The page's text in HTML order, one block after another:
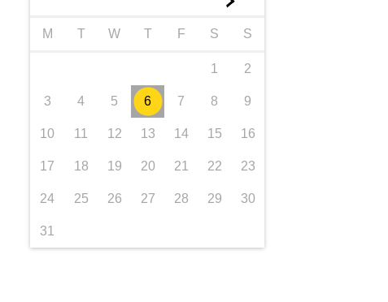
M T W T F S S
1 2
3 4 5 6 7 8 9
10 11 12 13 14 15 16
17 18 19 20 21 22 23
24 25 26 27 28 29 30
31